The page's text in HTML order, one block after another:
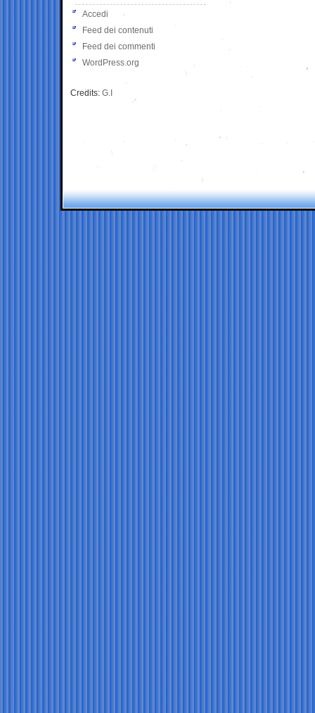
Accedi
Feed dei contenuti
Feed dei commenti
WordPress.org
Credits: G.I